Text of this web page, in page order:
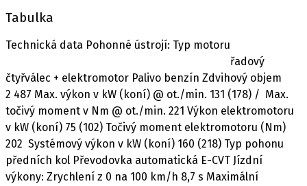
Tabulka
Technická data Pohonné ústrojí: Typ motoru
řadový
čtyřválec + elektromotor Palivo benzín Zdvihový objem
2 487 Max. výkon v kW (koní) @ ot./min. 131 (178) / Max.
točivý moment v Nm @ ot./min. 221 Výkon elektromotoru
v kW (koní) 75 (102) Točivý moment elektromotoru (Nm)
202 Systémový výkon v kW (koní) 160 (218) Typ pohonu
předních kol Převodovka automatická E-CVT Jízdní
výkony: Zrychlení z 0 na 100 km/h 8,7 s Maximální